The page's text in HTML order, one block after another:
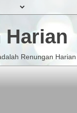
Harian
Renungan